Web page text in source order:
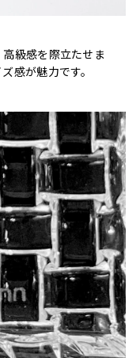
級感を際立たせま
感が魅力です。